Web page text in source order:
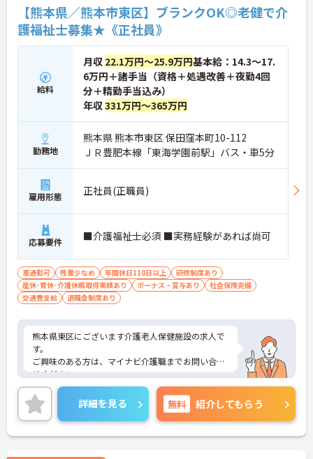
【熊本県／熊本市東区】ブランクOK◎老健で介
護福祉士募集★《正社員》
給料
月収 22.1万円～25.9万円基本給：14.3～17.
6万円＋諸手当（資格＋処遇改善＋夜勤4回
分＋精勤手当込み）
年収331万円～365万円
勤務地
熊本県 熊本市東区 保田窪本町10-112
ＪＲ豊肥本線「東海学園前駅」バス・車5分
雇用形態 正社員(正職員)
応募要件 ■介護福祉士必須 ■実務経験があれば尚可
車通勤可 残業少なめ 年間休日110日以上
研修制度あり
産休･育休･介護休暇取得実績あり
ボーナス・賞与あり
社会保険完備
交通費支給
退職金制度あり
熊本県東区にございます介護老人保健施設の求人で
す。
ご興味のある方は、マイナビ介護職までお問い合わ
せください。
詳細を見る 無料 紹介してもらう